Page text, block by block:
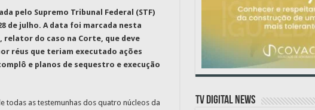
pelo Supremo Tribunal Federal (STF)
de julho. A data foi marcada nesta
do caso na Corte, que deve
réus que teriam executado ações
e planos de sequestro e execução
as testemunhas dos quatro núcleos da
TV DIGITAL NEWS